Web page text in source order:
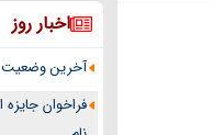
اخبار روز
آخرین وضعیت